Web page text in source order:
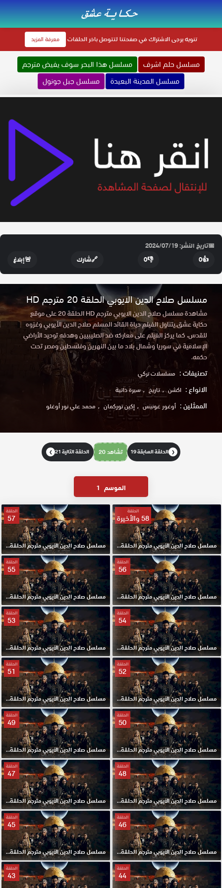
تنويهيرجى الاشتراك في صفحتنا لتتوصل باخر الحلقات معرفة المزيد
مسلسل حلم اشرف
مسلسل هذا البحر سوف يفيض مترجم
مسلسل المدينة البعيدة
مسلسل جبل جونول
📅تاريخ النشر: 2024/07/19
👍
0
👎
0
🔗شارك 🚨إبلاغ
مسلسل صلاح الدين الايوبي الحلقة 20 مترجم HD
مشاهدة مسلسل صلاح الدين الايوبي مترجم HD الحلقة 20 على موقع
حكاية عشق,يتناول الفيلم حياة القائد المسلم صلاح الدين الأيوبي وغزوه
للقدس، كما يركز الفيلم على معاركه ضد الصليبيين وهدفه توحيد الأراضي
الإسلامية في سوريا وشمال بلاد ما بين النهرين وفلسطين ومصر تحت
حكمه.
تصنيفات : مسلسلات تركي
الانواع : اكشن تاريخ سيرة ذاتية
الممثلين : أوغور غونيس إكين توركمان محمد علي نور أوغلو
❮ الحلقة السابقة 19 تشاهد 20 الحلقة التالية 21 ❯
الموسم 1
الحلقة
58 والأخيرة
مسلسل صلاح الدين الايوبي مترجم الحلقة 58 والأخيرة HD
الحلقة
57
مسلسل صلاح الدين الايوبي مترجم الحلقة 57 HD
الحلقة
56
مسلسل صلاح الدين الايوبي مترجم الحلقة 56 HD
الحلقة
55
مسلسل صلاح الدين الايوبي مترجم الحلقة 55 HD
الحلقة
54
مسلسل صلاح الدين الايوبي مترجم الحلقة 54 HD
الحلقة
53
مسلسل صلاح الدين الايوبي مترجم الحلقة 53 HD
الحلقة
52
مسلسل صلاح الدين الايوبي مترجم الحلقة 52 HD
الحلقة
51
مسلسل صلاح الدين الايوبي مترجم الحلقة 51 HD
الحلقة
50
مسلسل صلاح الدين الايوبي مترجم الحلقة 50 HD
الحلقة
49
مسلسل صلاح الدين الايوبي مترجم الحلقة 49 HD
الحلقة
48
مسلسل صلاح الدين الايوبي مترجم الحلقة 48 HD
الحلقة
47
مسلسل صلاح الدين الايوبي مترجم الحلقة 47 HD
الحلقة
46
مسلسل صلاح الدين الايوبي مترجم الحلقة 46 HD
الحلقة
45
مسلسل صلاح الدين الايوبي مترجم الحلقة 45 HD
الحلقة
44
الحلقة
43